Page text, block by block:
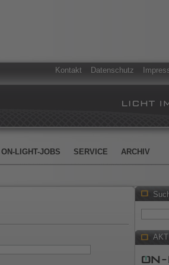
Kontakt Datenschutz
ON-LIGHT-JOBS SERVICE ARCHIV